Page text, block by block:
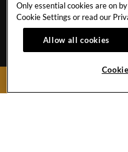
INFORMATIONSBLATT
Only essential cookies are on
Cookie Settings or read our
Allow all cookies